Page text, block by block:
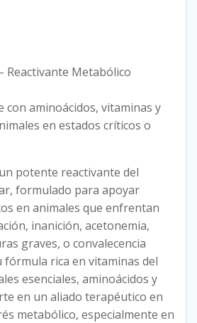
Reactivante Metabólico
con aminoácidos, vitaminas y
en estados críticos o
potente reactivante del
formulado para apoyar
en animales que enfrentan
inanición, acetonemia,
graves, o convalecencia
rica en vitaminas del
esenciales, aminoácidos y
en un aliado terapéutico en
metabólico, especialmente en